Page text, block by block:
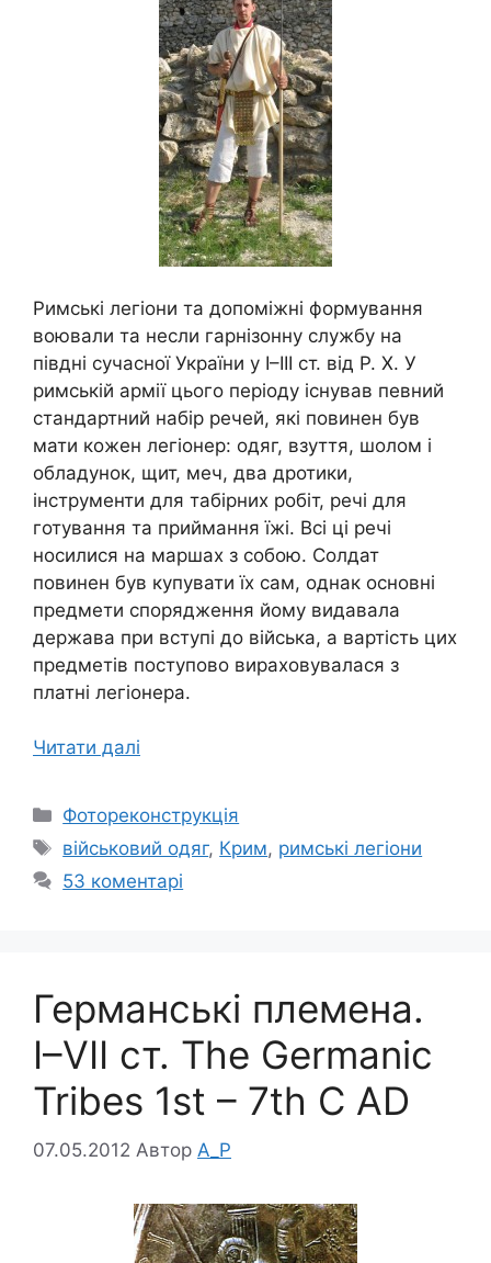
Римські легіони та допоміжні формування
воювали та несли гарнізонну службу на
півдні сучасної України у І–III ст. від Р. Х. У
римській армії цього періоду існував певний
стандартний набір речей, які повинен був
мати кожен легіонер: одяг, взуття, шолом і
обладунок, щит, меч, два дротики,
інструменти для табірних робіт, речі для
готування та приймання їжі. Всі ці речі
носилися на маршах з собою. Солдат
повинен був купувати їх сам, однак основні
предмети спорядження йому видавала
держава при вступі до війська, а вартість цих
предметів поступово вираховувалася з
платні легіонера.
Читати далі
Категорії
Фотореконструкція
Позначки
військовий одяг, Крим, римські легіони
53 коментарі
Германські племена.
І–VII ст. The Germanic
Tribes 1st – 7th C AD
07.05.2012 Автор A_P